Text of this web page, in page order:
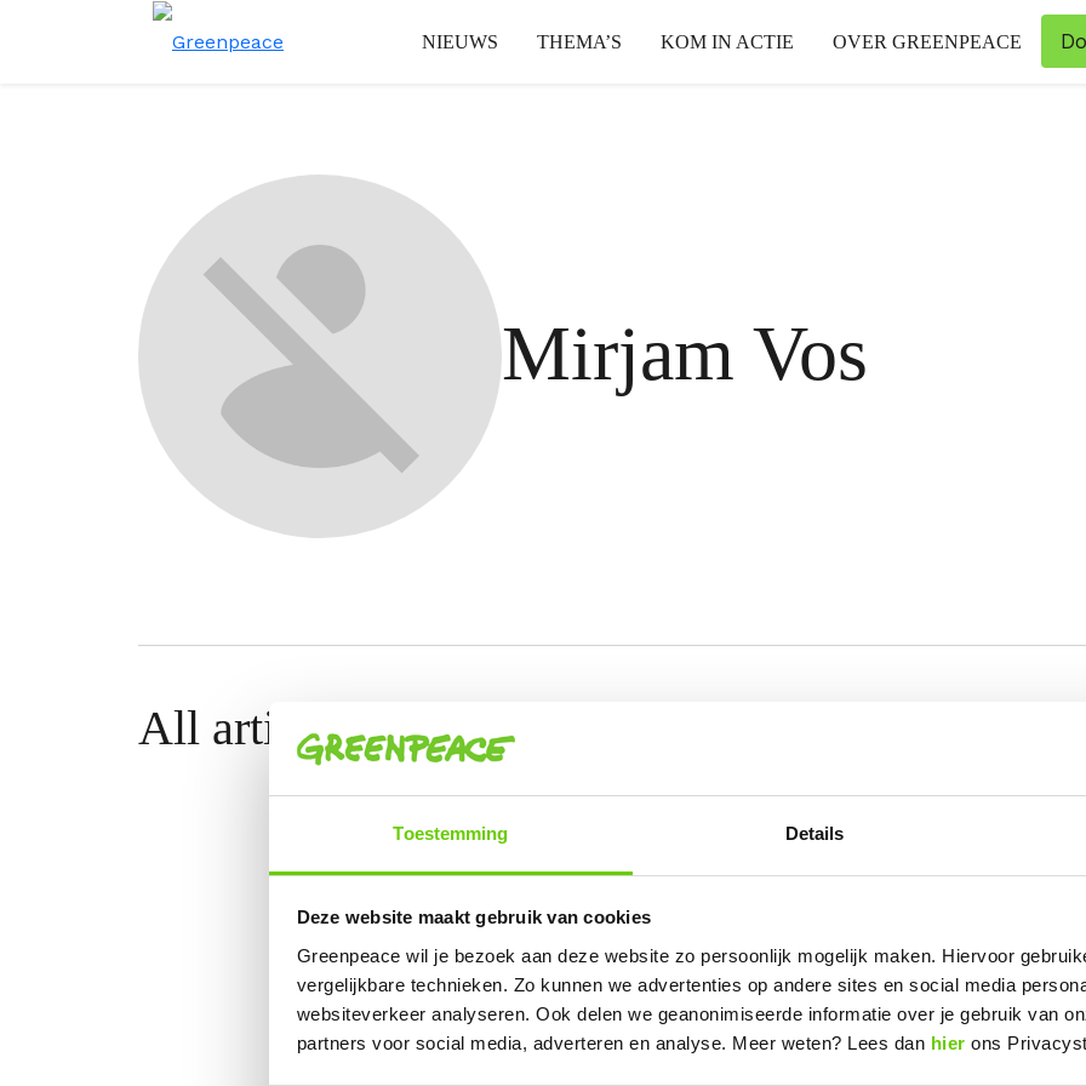
Toestemming Details
Deze website maakt gebruik van cookies
Greenpeace wil je bezoek aan deze website zo persoonlijk mogelijk maken. Hiervoor
vergelijkbare technieken. Zo kunnen we advertenties op andere sites en social media
websiteverkeer analyseren. Ook delen we geanonimiseerde informatie over je gebruik van
partners voor social media, adverteren en analyse. Meer weten? Lees dan hier ons
NIEUWS THEMA’S KOM IN ACTIE OVER GREENPEACE
Mirjam Vos
All articles by Mirjam Vos
Stikstofmaatregelen Veehouderij
Overzicht met ‘laaghangend fruit’ voor
Mirjam Vos
14 februari 2023